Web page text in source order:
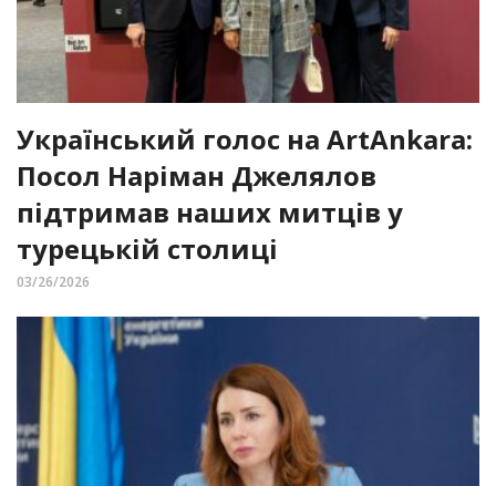
Український голос на ArtAnkara:
Посол Наріман Джелялов
підтримав наших митців у
турецькій столиці
03/26/2026